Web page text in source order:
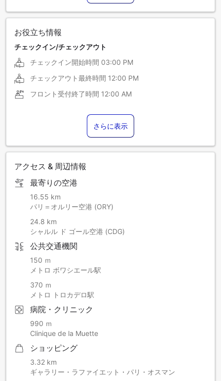
お役立ち情報
チェックイン/チェックアウト
チェックイン開始時間 03:00 PM
チェックアウト最終時間 12:00 PM
フロント受付終了時間 12:00 AM
さらに表示
アクセス & 周辺情報
最寄りの空港
16.55 km
パリ＝オルリー空港 (ORY)
24.8 km
シャルル ド ゴール空港 (CDG)
公共交通機関
150 ｍ
メトロ ボワシエール駅
370 ｍ
メトロ トロカデロ駅
病院・クリニック
990 ｍ
Clinique de la Muette
ショッピング
3.32 km
ギャラリー・ラファイエット・パリ・オスマン